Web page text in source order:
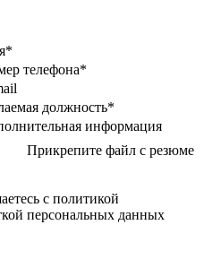
телефона*
должность*
информация
Прикрепите файл с резюме
с политикой
персональных данных